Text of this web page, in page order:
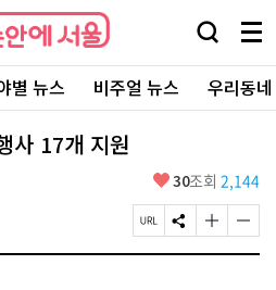
검
창
열
기
메
뉴
전
체
보
별 뉴스 비주얼 뉴스 우리동
사 17개 지원
좋
요
30조회 2,144
페
이
S
N
글
자
글
자